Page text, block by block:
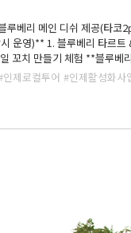
루베리 메인 디쉬 제공(타코
험 **블루베리 세일 페
500g (정상가) 15,000원 →
인제로컬투어 #인제활성화사